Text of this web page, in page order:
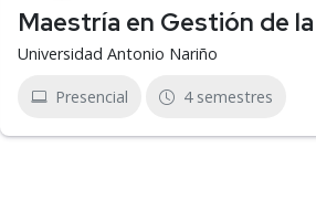
Maestría en Gestión de
Universidad Antonio Nariño
Presencial 4 semestres